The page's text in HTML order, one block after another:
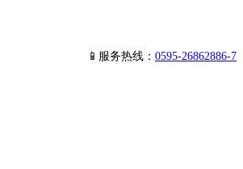
📱服务热线： 0595-26862886-7